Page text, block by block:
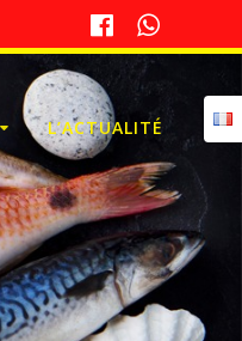
L’ACTUALITÉ